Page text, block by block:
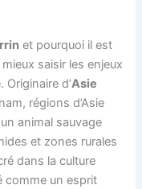
et pourquoi il est
saisir les enjeux
d’Asie
régions d’Asie
animal sauvage
et zones rurales
dans la culture
comme un esprit